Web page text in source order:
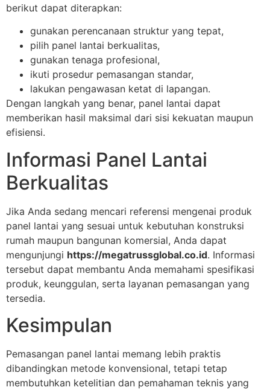
berikut dapat diterapkan:
gunakan perencanaan struktur yang tepat,
pilih panel lantai berkualitas,
gunakan tenaga profesional,
ikuti prosedur pemasangan standar,
lakukan pengawasan ketat di lapangan.
Dengan langkah yang benar, panel lantai dapat
memberikan hasil maksimal dari sisi kekuatan maupun
efisiensi.
Informasi Panel Lantai
Berkualitas
Jika Anda sedang mencari referensi mengenai produk
panel lantai yang sesuai untuk kebutuhan konstruksi
rumah maupun bangunan komersial, Anda dapat
mengunjungi https://megatrussglobal.co.id. Informasi
tersebut dapat membantu Anda memahami spesifikasi
produk, keunggulan, serta layanan pemasangan yang
tersedia.
Kesimpulan
Pemasangan panel lantai memang lebih praktis
dibandingkan metode konvensional, tetapi tetap
membutuhkan ketelitian dan pemahaman teknis yang